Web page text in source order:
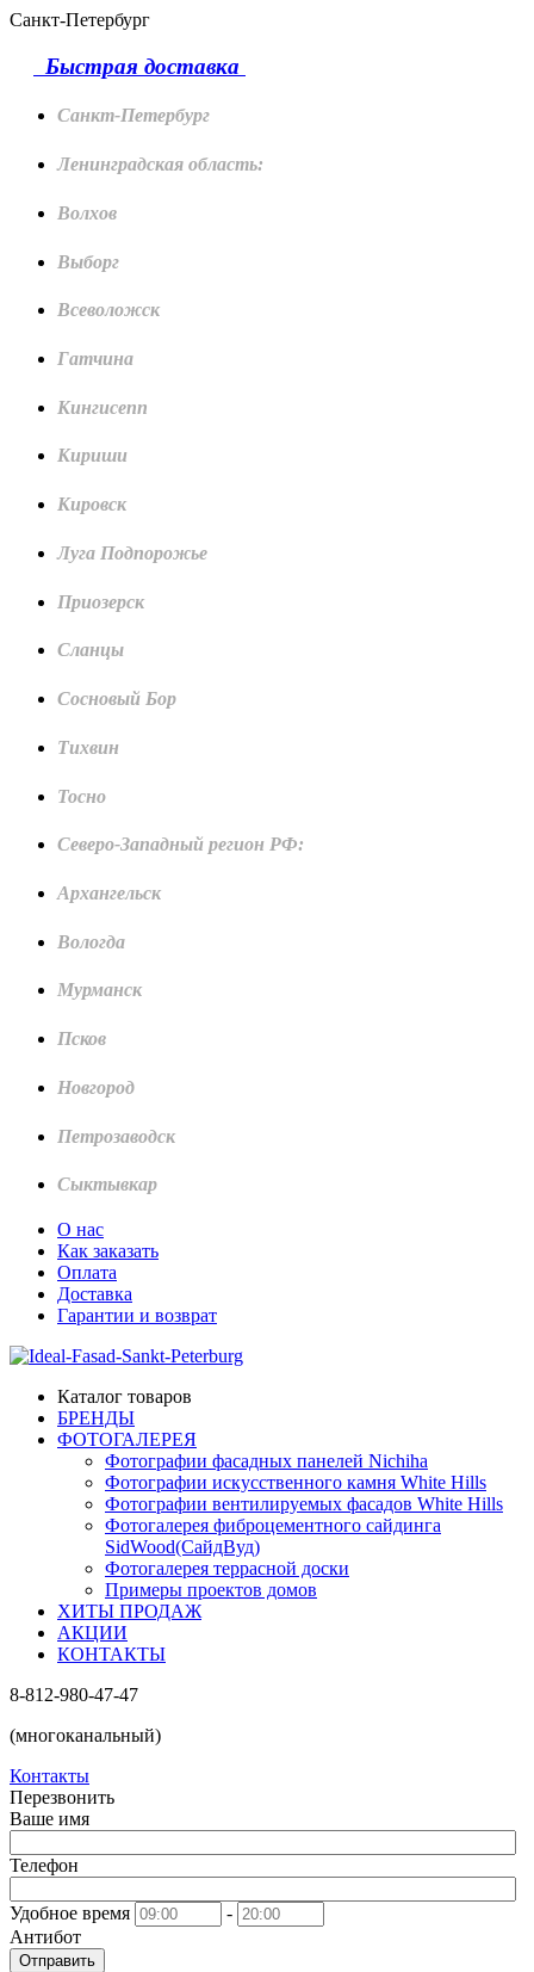
Санкт-Петербург
Быстрая доставка
Санкт-Петербург
Ленинградская область:
Волхов
Выборг
Всеволожск
Гатчина
Кингисепп
Кириши
Кировск
Луга Подпорожье
Приозерск
Сланцы
Сосновый Бор
Тихвин
Тосно
Северо-Западный регион РФ:
Архангельск
Вологда
Мурманск
Псков
Новгород
Петрозаводск
Сыктывкар
О нас
Как заказать
Оплата
Доставка
Гарантии и возврат
Каталог товаров
БРЕНДЫ
ФОТОГАЛЕРЕЯ
Фотографии фасадных панелей Nichiha
Фотографии искусственного камня White Hills
Фотографии вентилируемых фасадов White Hills
Фотогалерея фиброцементного сайдинга
SidWood(СайдВуд)
Фотогалерея террасной доски
Примеры проектов домов
ХИТЫ ПРОДАЖ
АКЦИИ
КОНТАКТЫ
8-812-980-47-47
(многоканальный)
Контакты
Перезвонить
Ваше имя
Телефон
Удобное время
-
Антибот
Отправить